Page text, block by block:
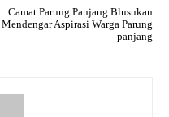
Camat Parung Panjang Blusukan
Mendengar Aspirasi Warga Parung
panjang